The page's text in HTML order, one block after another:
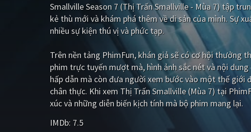
Smallville Season 7 (Thị Trấn Smallville - Mùa 7) tập
kẻ thù mới và khám phá thêm về di sản của mình. Sự
nhiều sự kiện thú vị và phức tạp.
Trên nền tảng PhimFun, khán giả sẽ có cơ hội thưởng
phim trực tuyến mượt mà, hình ảnh sắc nét và nội
hấp dẫn mà còn đưa người xem bước vào một thế giới
chân thực. Khi xem Thị Trấn Smallville (Mùa 7) tại
xúc và những diễn biến kịch tính mà bộ phim mang lại.
IMDb: 7.5